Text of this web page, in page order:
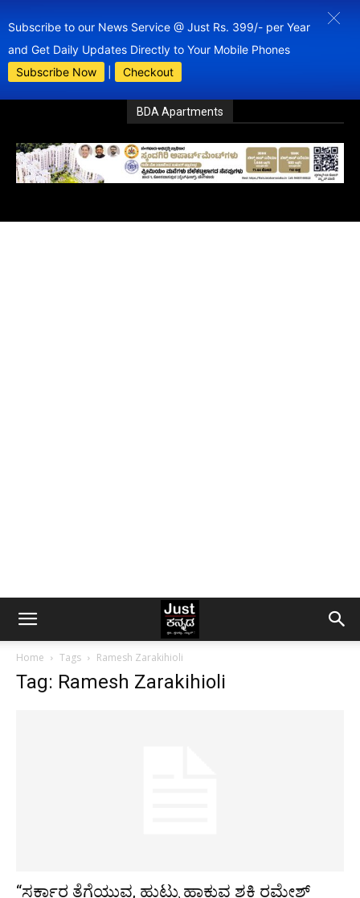
Subscribe to our News Service @ Just Rs. 399/- per Year
and Get Daily Updates Directly to Your Mobile Phones
Subscribe Now
Checkout
BDA Apartments
Home Tags Ramesh Zarakihioli
Tag: Ramesh Zarakihioli
“ಸರ್ಕಾರ ತೆಗೆಯುವ, ಹುಟ್ಟು ಹಾಕುವ ಶಕ್ತಿ ರಮೇಶ್